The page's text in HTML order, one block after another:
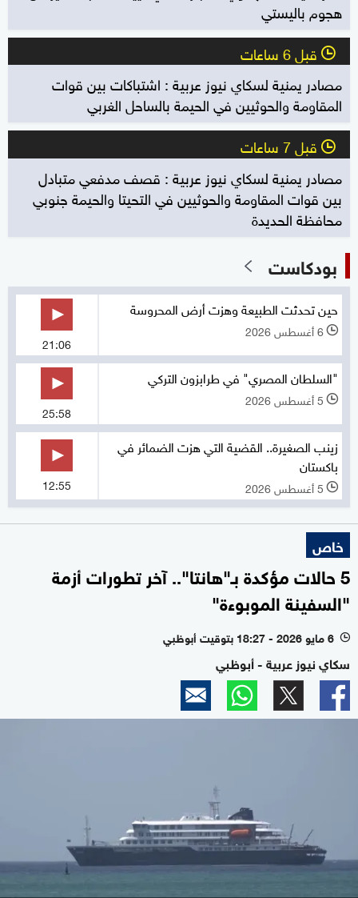
هجوم باليستي
l قبل 6 ساعات
مصادر يمنية لسكاي نيوز عربية : اشتباكات بين قوات
المقاومة والحوثيين في الحيمة بالساحل الغربي
l قبل 7 ساعات
مصادر يمنية لسكاي نيوز عربية : قصف مدفعي متبادل
بين قوات المقاومة والحوثيين في التحيتا والحيمة جنوبي
محافظة الحديدة
بودكاست
حين تحدثت الطبيعة وهزت أرض المحروسة
l 6 أغسطس 2026
21:06
"السلطان المصري" في طرابزون التركي
l 5 أغسطس 2026
25:58
زينب الصغيرة.. القضية التي هزت الضمائر في
باكستان
l 5 أغسطس 2026 12:55
خاص
5 حالات مؤكدة بـ"هانتا".. آخر تطورات أزمة
"السفينة الموبوءة"
l 6 مايو 2026 - 18:27 بتوقيت أبوظبي
سكاي نيوز عربية - أبوظبي